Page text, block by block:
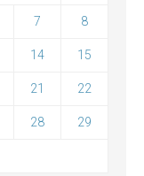
7 8
14 15
21 22
28 29